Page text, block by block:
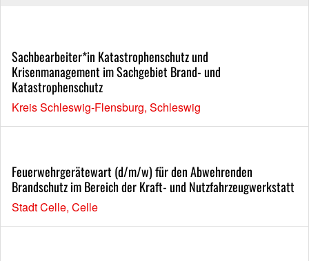
Sachbearbeiter*in Katastrophenschutz und
Krisenmanagement im Sachgebiet Brand- und
Katastrophenschutz
Kreis Schleswig-Flensburg, Schleswig
Feuerwehrgerätewart (d/m/w) für den Abwehrenden
Brandschutz im Bereich der Kraft- und Nutzfahrzeugwerkstatt
Stadt Celle, Celle